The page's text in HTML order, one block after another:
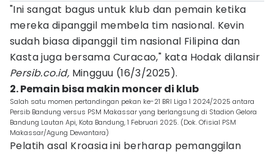
"Ini sangat bagus untuk klub dan pemain ketika
mereka dipanggil membela tim nasional. Kevin
sudah biasa dipanggil tim nasional Filipina dan
Kasta juga bersama Curacao," kata Hodak dilansir
Persib.co.id, Mingguu (16/3/2025).
2. Pemain bisa makin moncer di klub
Salah satu momen pertandingan pekan ke-21 BRI Liga 1 2024/2025 antara
Persib Bandung versus PSM Makassar yang berlangsung di Stadion Gelora
Bandung Lautan Api, Kota Bandung, 1 Februari 2025. (Dok. Ofisial PSM
Makassar/Agung Dewantara)
Pelatih asal Kroasia ini berharap pemanggilan